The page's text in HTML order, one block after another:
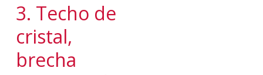
3. Techo de
cristal,
brecha